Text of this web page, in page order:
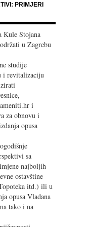
PRIMJERI
Kule Stojana
u Zagrebu
studije
i revitalizaciju
i
za obnovu i
opusa
sa
najboljih
ostavštine
itd.) ili u
opusa Vladana
tako i na